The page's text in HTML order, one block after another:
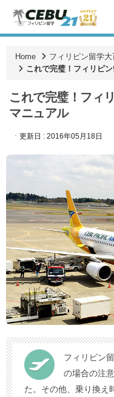
Home
フィリピン留学大
これで完璧！フィリピ
これで完璧！フィ
マニュアル
ㆍ更新日 : 2016年05月18日
フィリピン
の場合の注
た。その他、乗り換え